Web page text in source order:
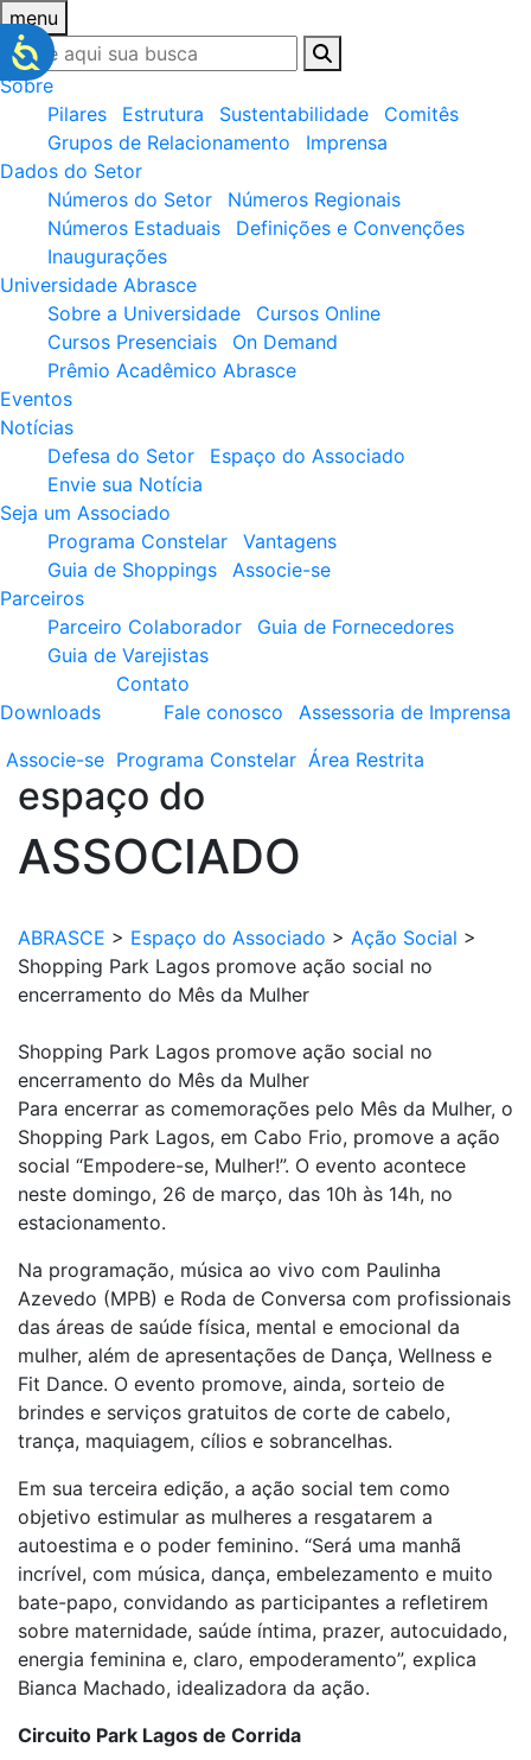
menu
Sobre
Pilares
Estrutura Sustentabilidade
Comitês
Grupos de Relacionamento
Imprensa
Dados do Setor
Números do Setor
Números Regionais
Números Estaduais
Definições e Convenções
Inaugurações
Universidade Abrasce
Sobre a Universidade
Cursos Online
Cursos Presenciais
On Demand
Prêmio Acadêmico Abrasce
Eventos
Notícias
Defesa do Setor
Espaço do Associado
Envie sua Notícia
Seja um Associado
Programa Constelar
Vantagens
Guia de Shoppings
Associe-se
Parceiros
Parceiro Colaborador
Guia de Fornecedores
Guia de Varejistas
Downloads
Contato
Fale conosco
Assessoria de Imprensa
Associe-se Programa Constelar Área Restrita
espaço do
ASSOCIADO
ABRASCE > Espaço do Associado > Ação Social >
Shopping Park Lagos promove ação social no
encerramento do Mês da Mulher
Shopping Park Lagos promove ação social no
encerramento do Mês da Mulher
Para encerrar as comemorações pelo Mês da Mulher, o
Shopping Park Lagos, em Cabo Frio, promove a ação
social “Empodere-se, Mulher!”. O evento acontece
neste domingo, 26 de março, das 10h às 14h, no
estacionamento.
Na programação, música ao vivo com Paulinha
Azevedo (MPB) e Roda de Conversa com profissionais
das áreas de saúde física, mental e emocional da
mulher, além de apresentações de Dança, Wellness e
Fit Dance. O evento promove, ainda, sorteio de
brindes e serviços gratuitos de corte de cabelo,
trança, maquiagem, cílios e sobrancelhas.
Em sua terceira edição, a ação social tem como
objetivo estimular as mulheres a resgatarem a
autoestima e o poder feminino. “Será uma manhã
incrível, com música, dança, embelezamento e muito
bate-papo, convidando as participantes a refletirem
sobre maternidade, saúde íntima, prazer, autocuidado,
energia feminina e, claro, empoderamento”, explica
Bianca Machado, idealizadora da ação.
Circuito Park Lagos de Corrida